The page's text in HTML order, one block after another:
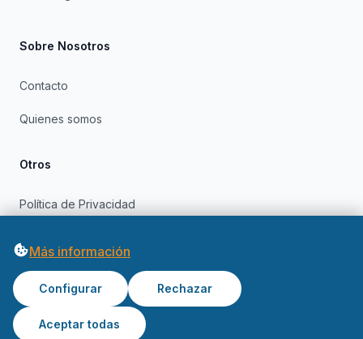
Sobre Nosotros
Contacto
Quienes somos
Otros
Política de Privacidad
© 2026 OfertasInformatica. Todos los derechos reservados.
Más información
Configurar Rechazar
Aceptar todas